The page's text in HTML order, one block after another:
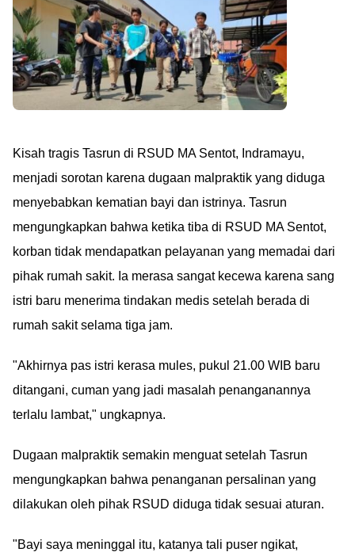
Kisah tragis Tasrun di RSUD MA Sentot, Indramayu,
menjadi sorotan karena dugaan malpraktik yang diduga
menyebabkan kematian bayi dan istrinya. Tasrun
mengungkapkan bahwa ketika tiba di RSUD MA Sentot,
korban tidak mendapatkan pelayanan yang memadai dari
pihak rumah sakit. Ia merasa sangat kecewa karena sang
istri baru menerima tindakan medis setelah berada di
rumah sakit selama tiga jam.
"Akhirnya pas istri kerasa mules, pukul 21.00 WIB baru
ditangani, cuman yang jadi masalah penanganannya
terlalu lambat," ungkapnya.
Dugaan malpraktik semakin menguat setelah Tasrun
mengungkapkan bahwa penanganan persalinan yang
dilakukan oleh pihak RSUD diduga tidak sesuai aturan.
"Bayi saya meninggal itu, katanya tali puser ngikat,